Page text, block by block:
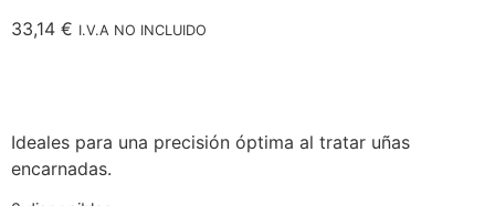
33,14 € I.V.A NO INCLUIDO
Ideales para una precisión óptima al tratar uñas
encarnadas.